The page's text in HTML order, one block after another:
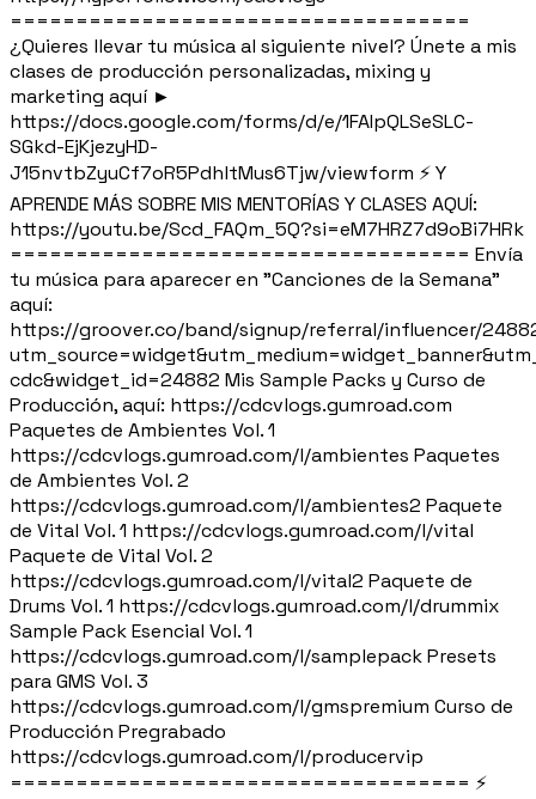
===================================
¿Quieres llevar tu música al siguiente nivel? Únete a mis
clases de producción personalizadas, mixing y
marketing aquí ►
https://docs.google.com/forms/d/e/1FAIpQLSeSLC-
SGkd-EjKjezyHD-
J15nvtbZyuCf7oR5PdhltMus6Tjw/viewform ⚡ Y
APRENDE MÁS SOBRE MIS MENTORÍAS Y CLASES AQUÍ:
https://youtu.be/Scd_FAQm_5Q?si=eM7HRZ7d9oBi7HRk
=================================== Envía
tu música para aparecer en "Canciones de la Semana"
aquí:
https://groover.co/band/signup/referral/influencer/
cdc&widget_id=24882 Mis Sample Packs y Curso de
Producción, aquí: https://cdcvlogs.gumroad.com
Paquetes de Ambientes Vol. 1
https://cdcvlogs.gumroad.com/l/ambientes Paquetes
de Ambientes Vol. 2
https://cdcvlogs.gumroad.com/l/ambientes2 Paquete
de Vital Vol. 1 https://cdcvlogs.gumroad.com/l/vital
Paquete de Vital Vol. 2
https://cdcvlogs.gumroad.com/l/vital2 Paquete de
Drums Vol. 1 https://cdcvlogs.gumroad.com/l/drummix
Sample Pack Esencial Vol. 1
https://cdcvlogs.gumroad.com/l/samplepack Presets
para GMS Vol. 3
https://cdcvlogs.gumroad.com/l/gmspremium Curso de
Producción Pregrabado
https://cdcvlogs.gumroad.com/l/producervip
=================================== ⚡